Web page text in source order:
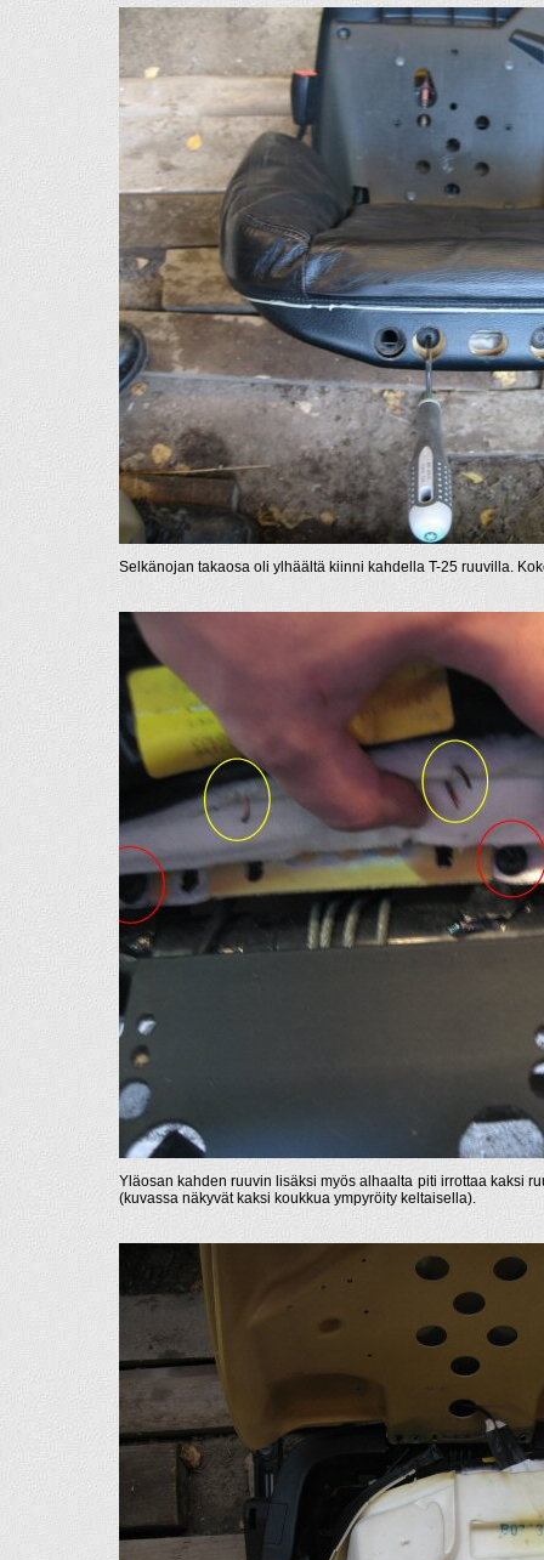
Selkänojan takaosa oli ylhäältä kiinni kahdella T-25 ruuvilla.
Yläosan kahden ruuvin lisäksi myös alhaalta piti irrottaa kaksi
(kuvassa näkyvät kaksi koukkua ympyröity keltaisella).